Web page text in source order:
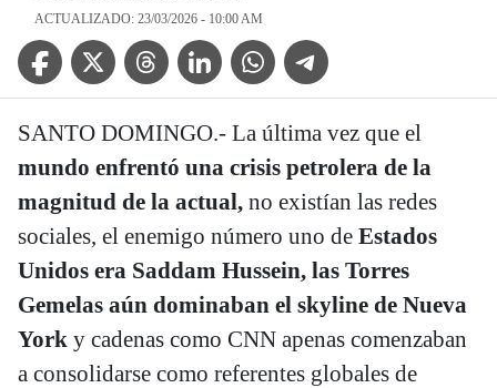
ACTUALIZADO: 23/03/2026 - 10:00 AM
Facebook IconTwitter IconThreads IconLinkedin IconWhatsApp IconTelegram Icon
SANTO DOMINGO.- La última vez que el
mundo enfrentó una crisis petrolera de la
magnitud de la actual, no existían las redes
sociales, el enemigo número uno de Estados
Unidos era Saddam Hussein, las Torres
Gemelas aún dominaban el skyline de Nueva
York y cadenas como CNN apenas comenzaban
a consolidarse como referentes globales de